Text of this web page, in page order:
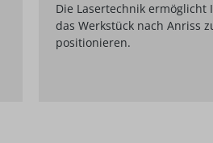
Die Lasertechnik ermöglicht
das Werkstück nach Anriss
positionieren.